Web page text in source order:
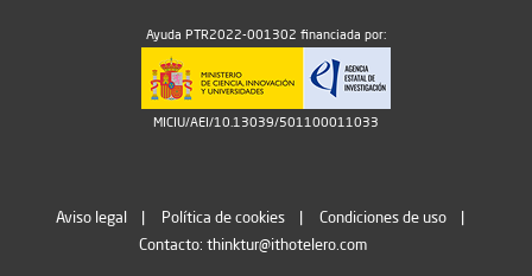
Ayuda PTR2022-001302 financiada por:
MICIU/AEI/10.13039/501100011033
Aviso legal Política de cookies
Condiciones de uso
Contacto: thinktur@ithotelero.com